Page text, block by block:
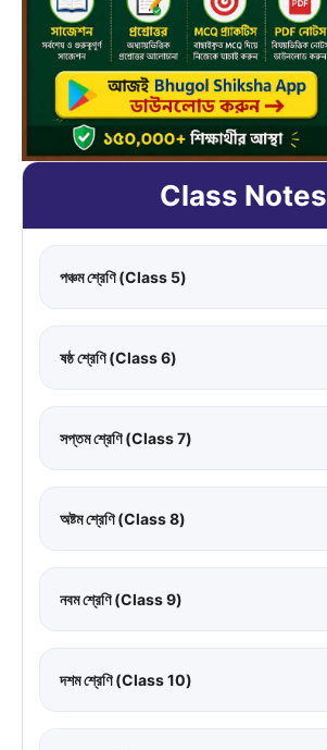
Class Notes
পঞ্চম শ্রেণি (Class 5)
ষষ্ঠ শ্রেণি (Class 6)
সপ্তম শ্রেণি (Class 7)
অষ্টম শ্রেণি (Class 8)
নবম শ্রেণি (Class 9)
দশম শ্রেণি (Class 10)